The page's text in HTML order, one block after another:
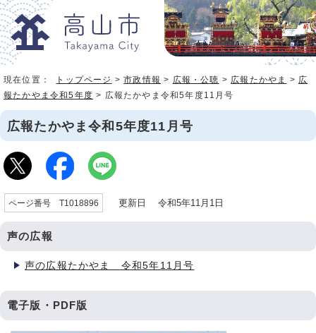
現在位置： トップページ >市政情報 > 広報・公聴 > 広報たかやま > 広
報たかやま令和5年度 > 広報たかやま令和5年度11月号
広報たかやま令和5年度11月号
ページ番号 T1018896 更新日 令和5年11月1日
声の広報
声の広報たかやま 令和5年11月号
電子版・PDF版